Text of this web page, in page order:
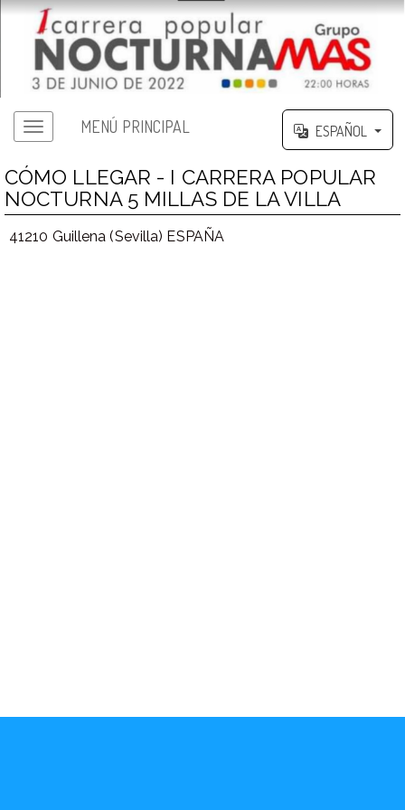
MENÚ PRINCIPAL ESPAÑOL
CÓMO LLEGAR - I CARRERA POPULAR
NOCTURNA 5 MILLAS DE LA VILLA
41210 Guillena (Sevilla) ESPAÑA